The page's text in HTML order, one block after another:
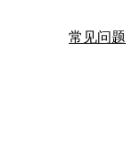
常见问题